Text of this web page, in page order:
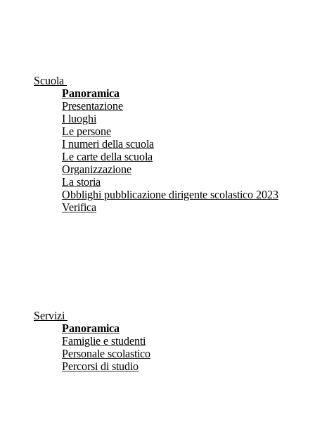
Scuola
Panoramica
Presentazione
I luoghi
Le persone
I numeri della scuola
Le carte della scuola
Organizzazione
La storia
Obblighi pubblicazione dirigente scolastico 2023
Verifica
Servizi
Panoramica
Famiglie e studenti
Personale scolastico
Percorsi di studio